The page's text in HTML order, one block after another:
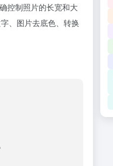
控制照片的长宽和大
、图片去底色、转换